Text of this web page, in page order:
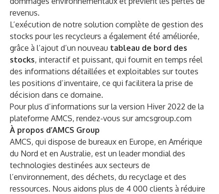
revenus.
L’exécution de notre solution complète de gestion des
stocks pour les recycleurs a également été améliorée,
grâce à l’ajout d’un nouveau tableau de bord des
stocks, interactif et puissant, qui fournit en temps réel
des informations détaillées et exploitables sur toutes
les positions d’inventaire, ce qui facilitera la prise de
décision dans ce domaine.
Pour plus d’informations sur la version Hiver 2022 de la
plateforme AMCS, rendez-vous sur amcsgroup.com
À propos d’AMCS Group
AMCS, qui dispose de bureaux en Europe, en Amérique
du Nord et en Australie, est un leader mondial des
technologies destinées aux secteurs de
l’environnement, des déchets, du recyclage et des
ressources. Nous aidons plus de 4 000 clients à réduire